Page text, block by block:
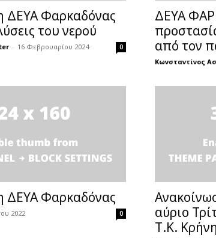
ΔΕΥΑ Φαρκαδόνας
του νερού
- 16 Φεβρουαρίου 2024 0
ΔΕΥΑ
από τον
Κωνσταντίνος
ΔΕΥΑ Φαρκαδόνας
2022 0
αύριο
Τ.Κ.